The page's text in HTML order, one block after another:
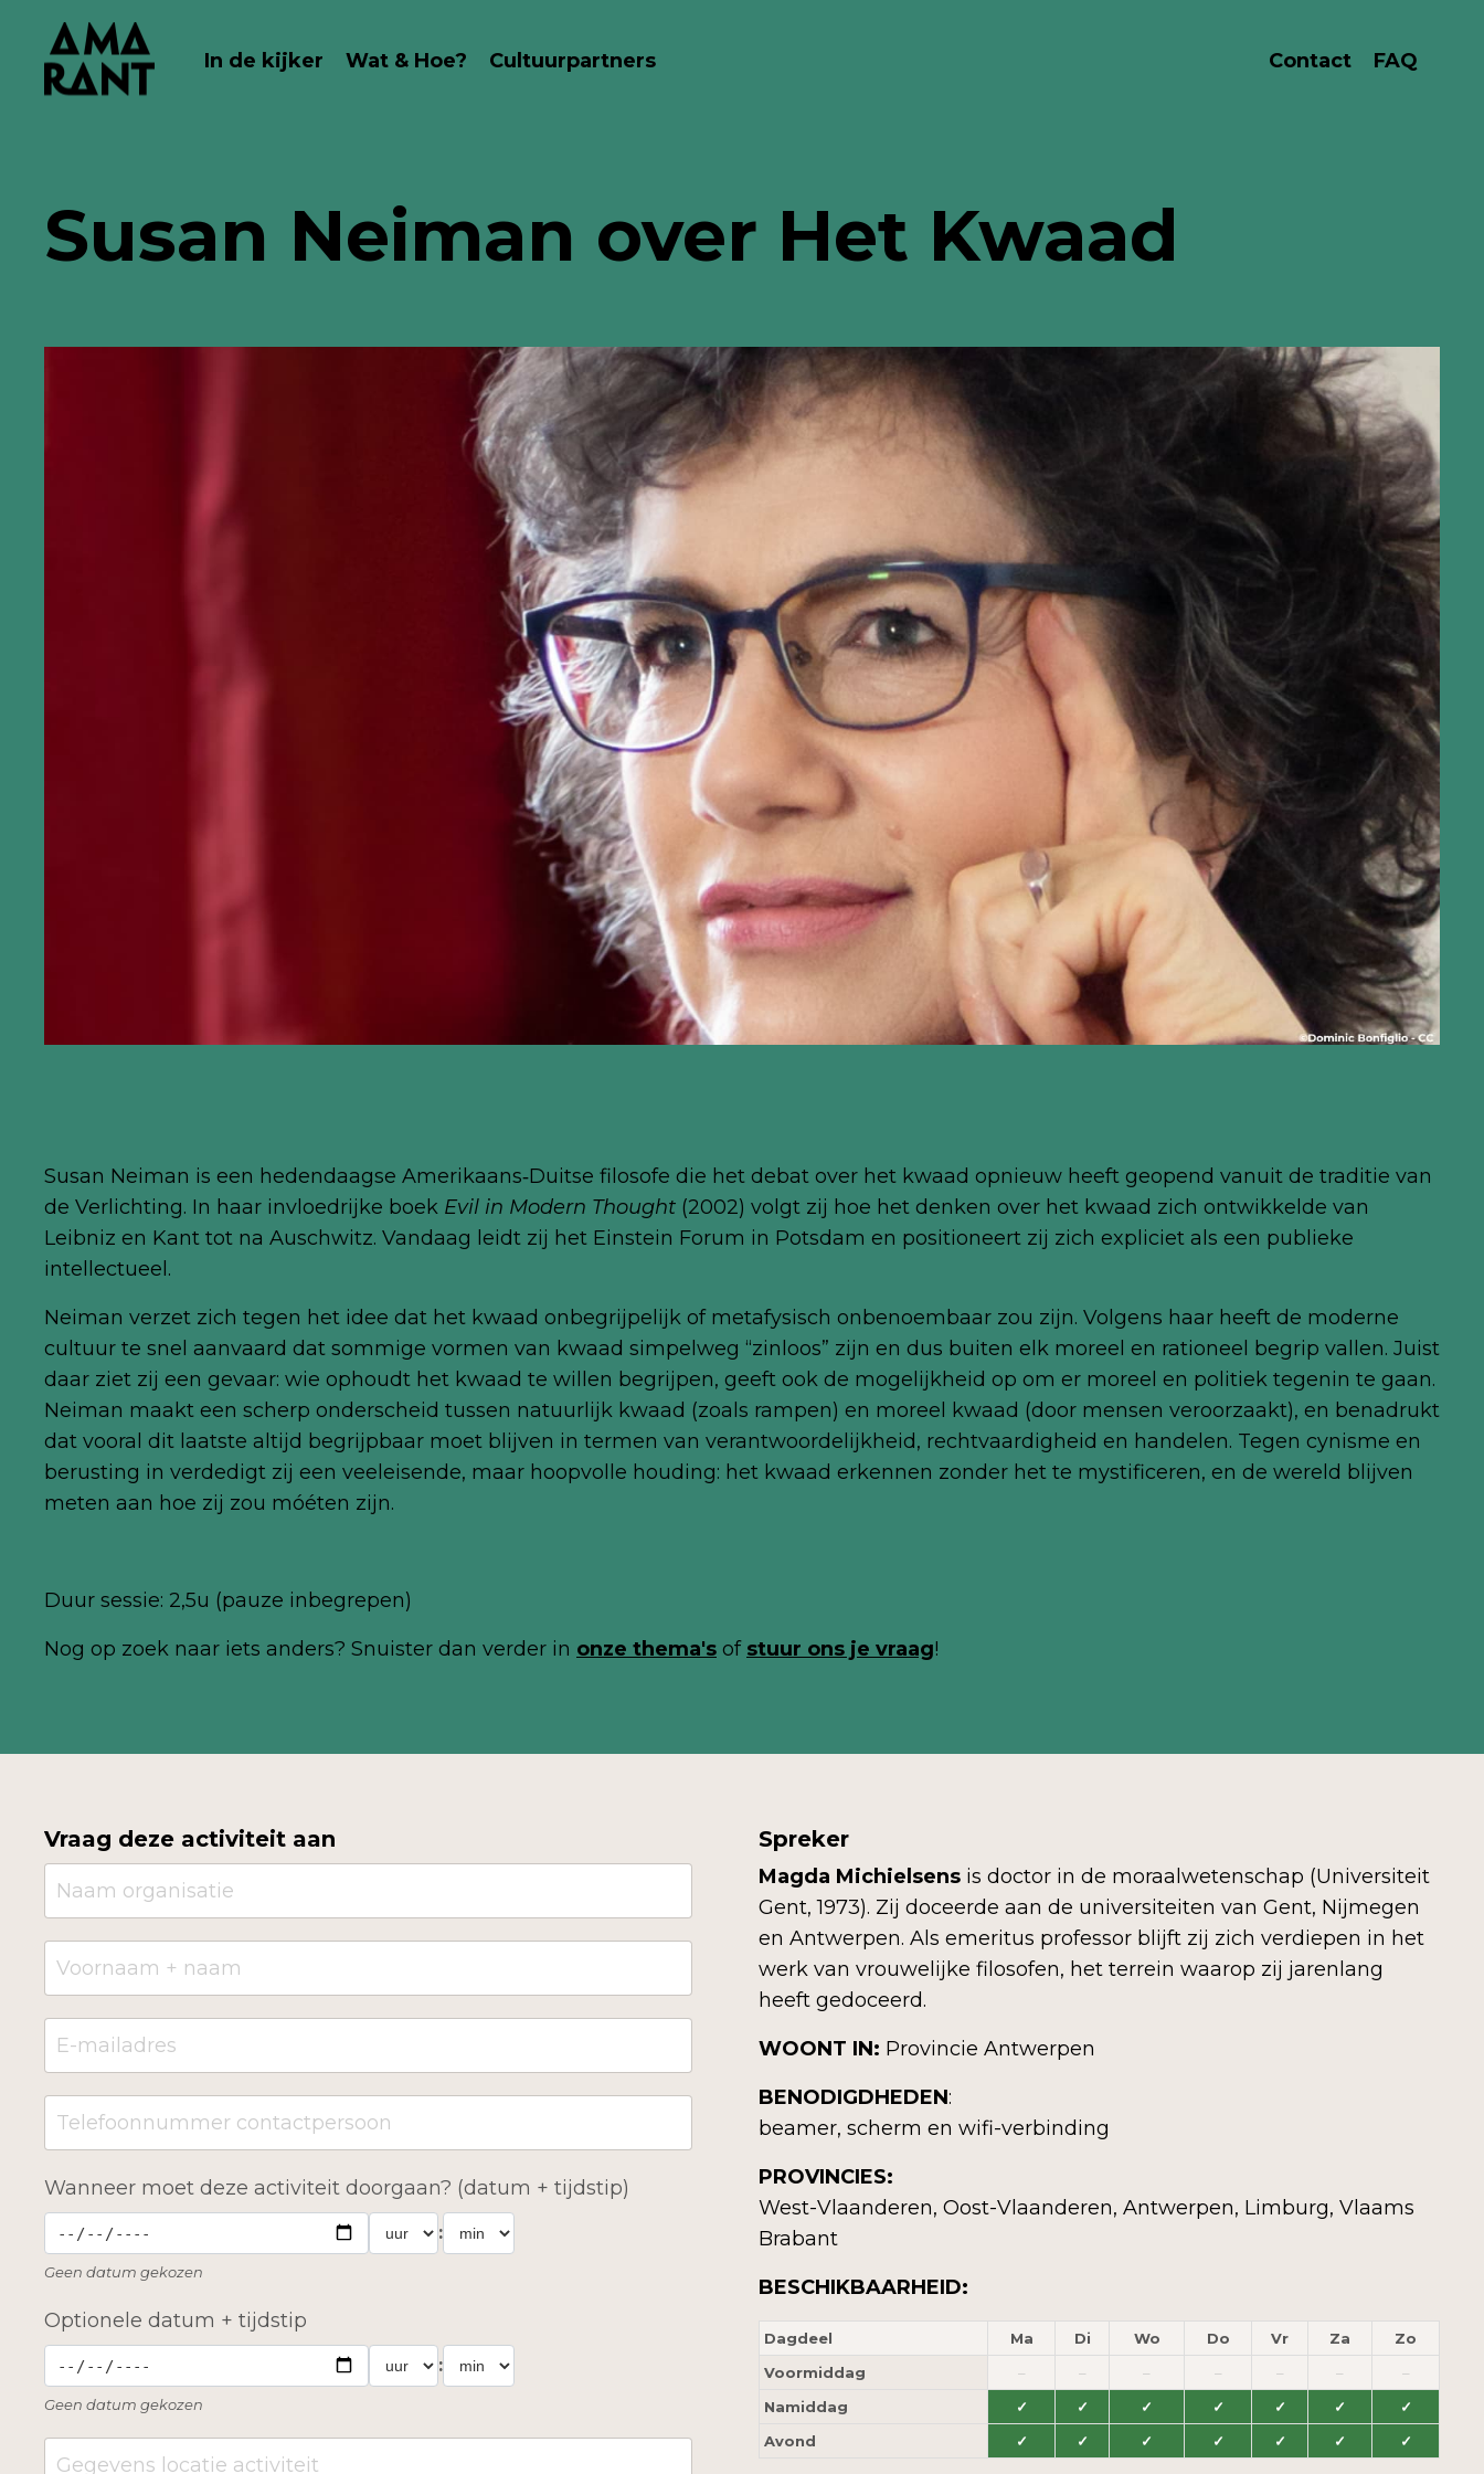
In de kijker Wat & Hoe? Cultuurpartners Contact FAQ
Susan Neiman over Het Kwaad
Susan Neiman is een hedendaagse Amerikaans‑Duitse filosofe die het debat over het kwaad opnieuw heeft geopend vanuit de traditie van
de Verlichting. In haar invloedrijke boek Evil in Modern Thought (2002) volgt zij hoe het denken over het kwaad zich ontwikkelde van
Leibniz en Kant tot na Auschwitz. Vandaag leidt zij het Einstein Forum in Potsdam en positioneert zij zich expliciet als een publieke
intellectueel.
Neiman verzet zich tegen het idee dat het kwaad onbegrijpelijk of metafysisch onbenoembaar zou zijn. Volgens haar heeft de moderne
cultuur te snel aanvaard dat sommige vormen van kwaad simpelweg “zinloos” zijn en dus buiten elk moreel en rationeel begrip vallen. Juist
daar ziet zij een gevaar: wie ophoudt het kwaad te willen begrijpen, geeft ook de mogelijkheid op om er moreel en politiek tegenin te gaan.
Neiman maakt een scherp onderscheid tussen natuurlijk kwaad (zoals rampen) en moreel kwaad (door mensen veroorzaakt), en benadrukt
dat vooral dit laatste altijd begrijpbaar moet blijven in termen van verantwoordelijkheid, rechtvaardigheid en handelen. Tegen cynisme en
berusting in verdedigt zij een veeleisende, maar hoopvolle houding: het kwaad erkennen zonder het te mystificeren, en de wereld blijven
meten aan hoe zij zou móéten zijn.
Duur sessie: 2,5u (pauze inbegrepen)
Nog op zoek naar iets anders? Snuister dan verder in onze thema's of stuur ons je vraag!
Vraag deze activiteit aan
Wanneer moet deze activiteit doorgaan? (datum + tijdstip)
:
Geen datum gekozen
Optionele datum + tijdstip
:
Geen datum gekozen
Spreker
Magda Michielsens is doctor in de moraalwetenschap (Universiteit
Gent, 1973). Zij doceerde aan de universiteiten van Gent, Nijmegen
en Antwerpen. Als emeritus professor blijft zij zich verdiepen in het
werk van vrouwelijke filosofen, het terrein waarop zij jarenlang
heeft gedoceerd.
WOONT IN: Provincie Antwerpen
BENODIGDHEDEN:
beamer, scherm en wifi-verbinding
PROVINCIES:
West-Vlaanderen, Oost-Vlaanderen, Antwerpen, Limburg, Vlaams
Brabant
BESCHIKBAARHEID:
Dagdeel Ma Di Wo Do Vr Za
Zo
Voormiddag
– – – – – –
–
Namiddag
✓ ✓ ✓ ✓ ✓ ✓
✓
Avond
✓ ✓ ✓ ✓ ✓ ✓ ✓